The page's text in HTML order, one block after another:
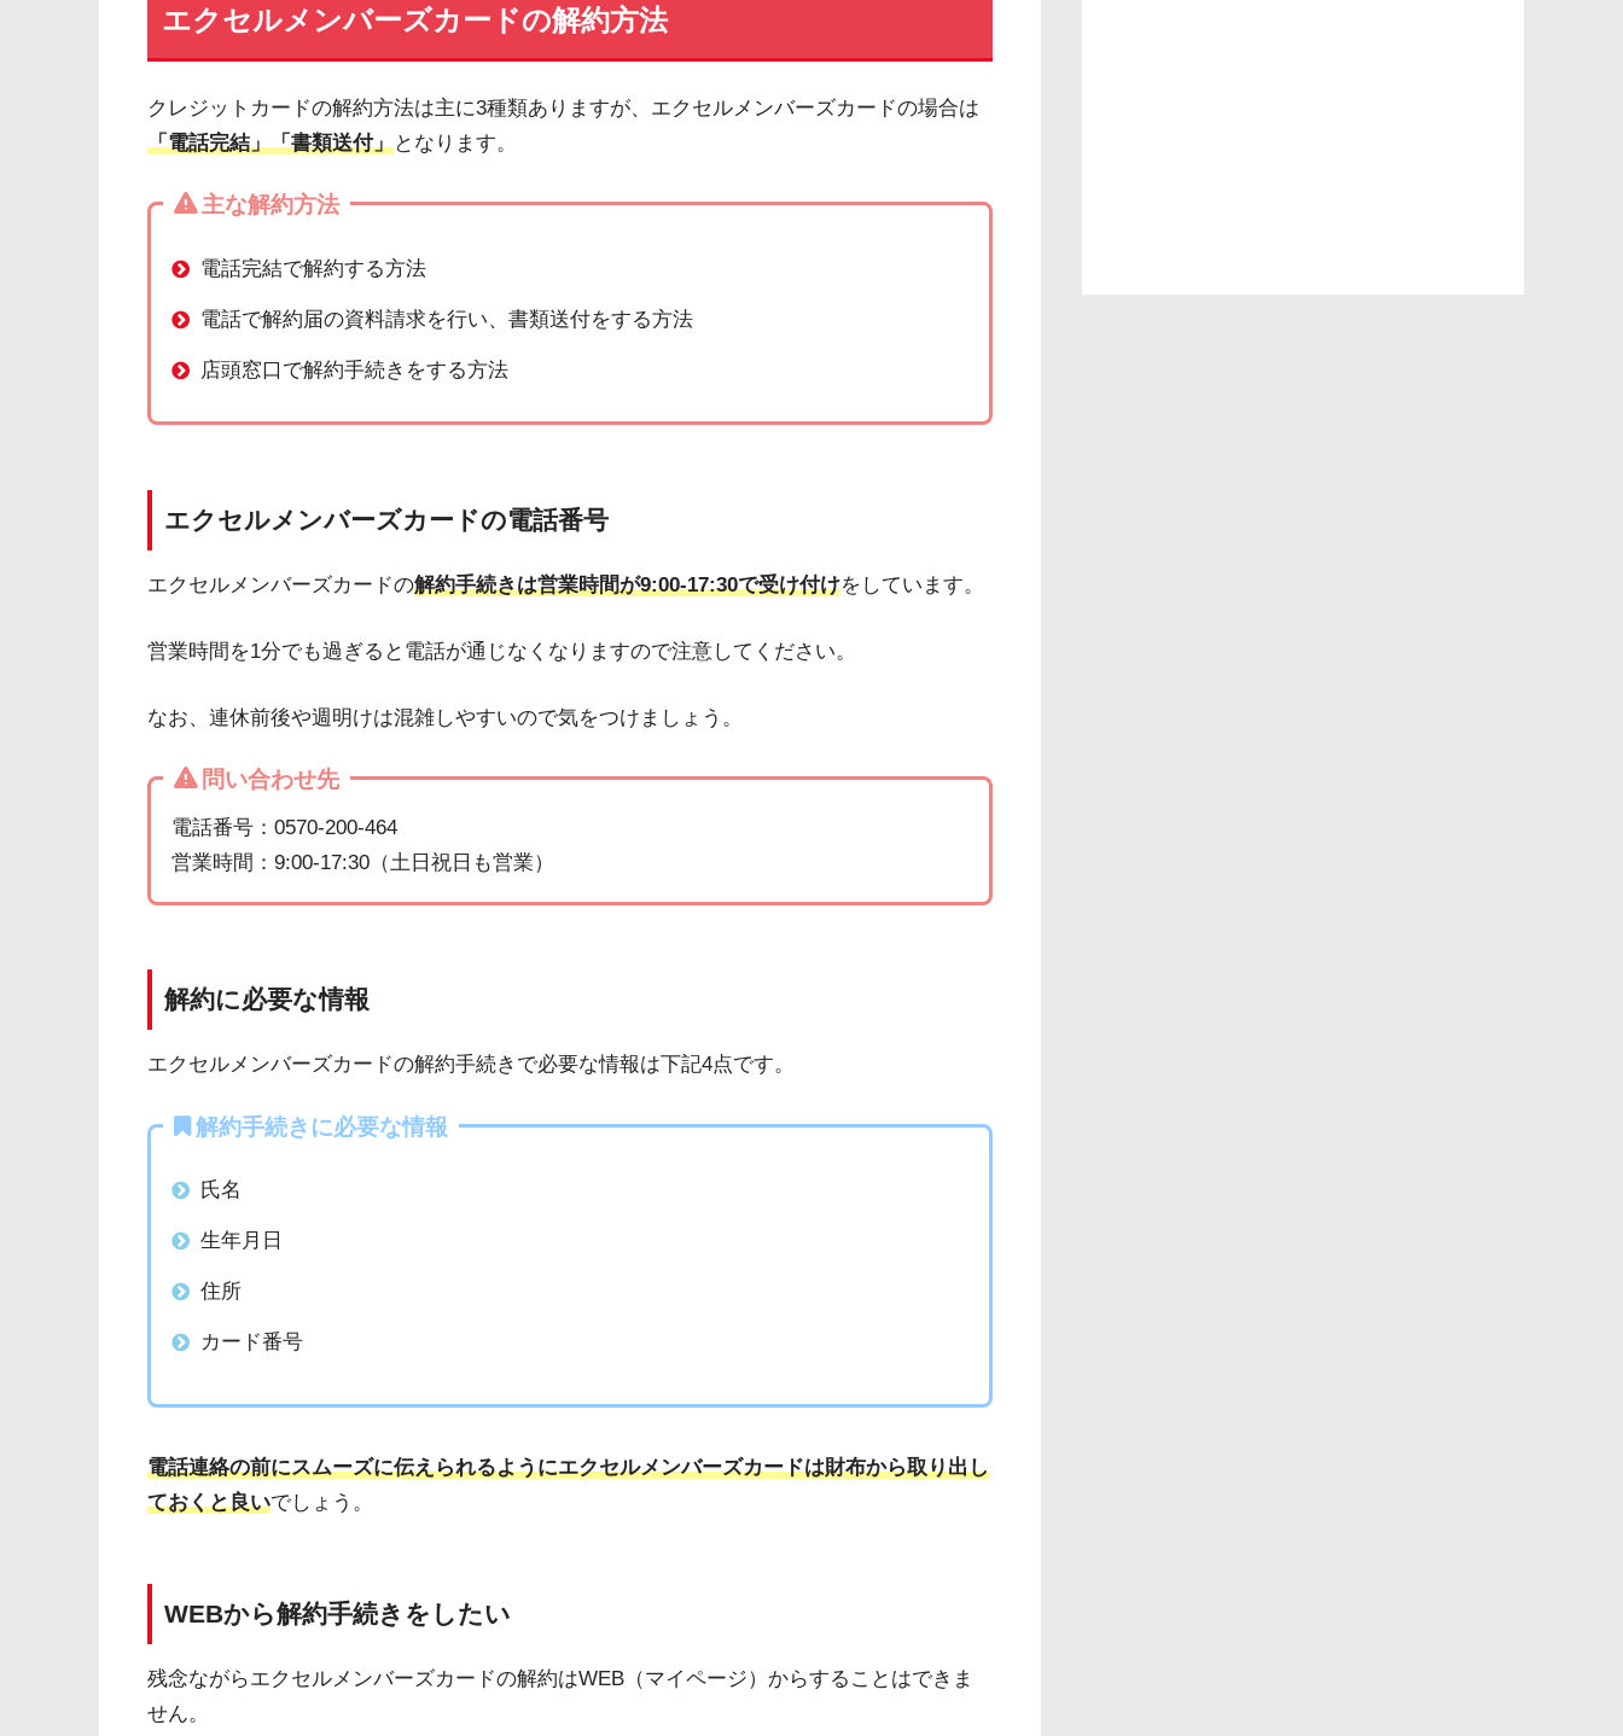
エクセルメンバーズカードの解約方法
クレジットカードの解約方法は主に3種類ありますが、エクセルメンバーズカードの場合は
「電話完結」「書類送付」となります。
主な解約方法
電話完結で解約する方法
電話で解約届の資料請求を行い、書類送付をする方法
店頭窓口で解約手続きをする方法
エクセルメンバーズカードの電話番号
エクセルメンバーズカードの解約手続きは営業時間が9:00-17:30で受け付けをしています。
営業時間を1分でも過ぎると電話が通じなくなりますので注意してください。
なお、連休前後や週明けは混雑しやすいので気をつけましょう。
問い合わせ先
電話番号：0570-200-464
営業時間：9:00-17:30（土日祝日も営業）
解約に必要な情報
エクセルメンバーズカードの解約手続きで必要な情報は下記4点です。
解約手続きに必要な情報
氏名
生年月日
住所
カード番号
電話連絡の前にスムーズに伝えられるようにエクセルメンバーズカードは財布から取り出し
ておくと良いでしょう。
WEBから解約手続きをしたい
残念ながらエクセルメンバーズカードの解約はWEB（マイページ）からすることはできま
せん。